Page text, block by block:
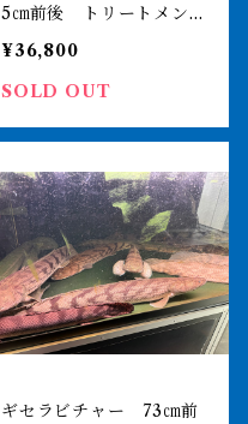
5㎝前後 トリートメント
済み
¥36,800
SOLD OUT
ギセラビチャー 73㎝前